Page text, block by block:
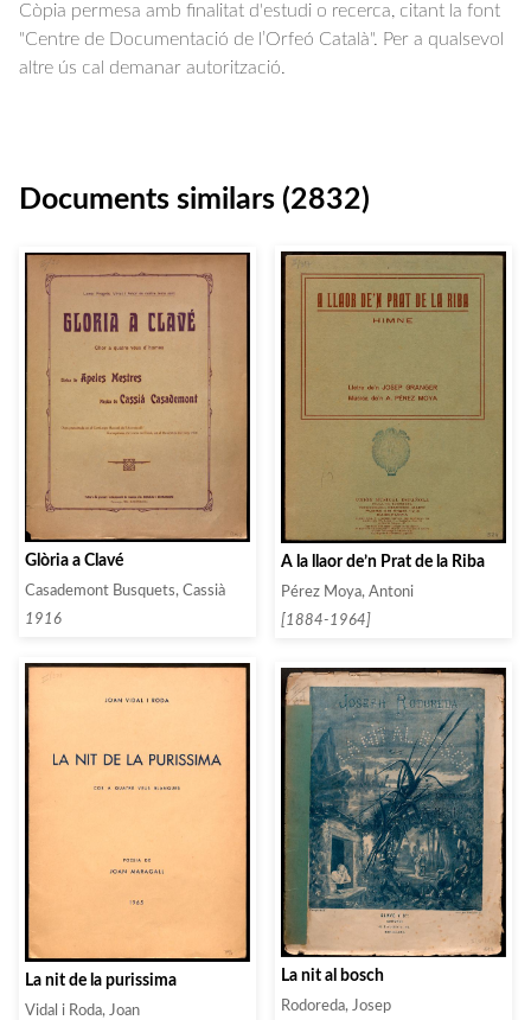
Còpia permesa amb finalitat d'estudi o recerca, citant la font
"Centre de Documentació de l’Orfeó Català". Per a qualsevol
altre ús cal demanar autorització.
Documents similars (2832)
Glòria a Clavé
Casademont Busquets, Cassià
1916
A la llaor de’n Prat de la Riba
Pérez Moya, Antoni
[1884-1964]
La nit de la purissima
Vidal i Roda, Joan
La nit al bosch
Rodoreda, Josep